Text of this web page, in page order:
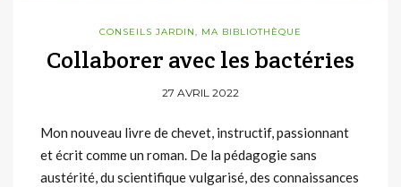
CONSEILS JARDIN, MA BIBLIOTHÈQUE
Collaborer avec les bactéries
27 AVRIL 2022
Mon nouveau livre de chevet, instructif, passionnant
et écrit comme un roman. De la pédagogie sans
austérité, du scientifique vulgarisé, des connaissances